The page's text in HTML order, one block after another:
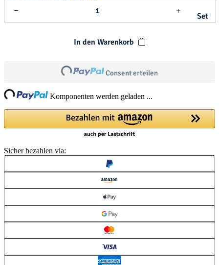
Set
In den Warenkorb
Loading... Consent erteilen
Komponenten werden geladen ...
Sicher bezahlen via: